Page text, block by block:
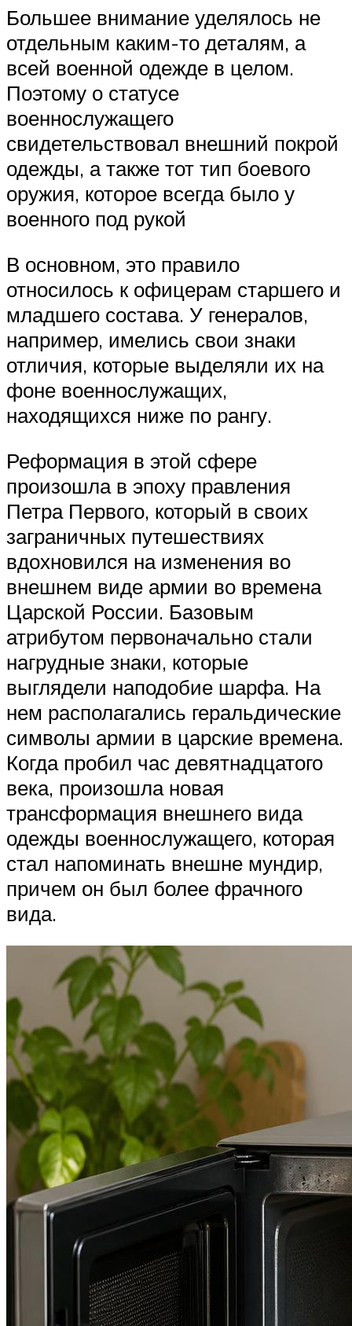
Большее внимание уделялось не
отдельным каким-то деталям, а
всей военной одежде в целом.
Поэтому о статусе
военнослужащего
свидетельствовал внешний покрой
одежды, а также тот тип боевого
оружия, которое всегда было у
военного под рукой
В основном, это правило
относилось к офицерам старшего и
младшего состава. У генералов,
например, имелись свои знаки
отличия, которые выделяли их на
фоне военнослужащих,
находящихся ниже по рангу.
Реформация в этой сфере
произошла в эпоху правления
Петра Первого, который в своих
заграничных путешествиях
вдохновился на изменения во
внешнем виде армии во времена
Царской России. Базовым
атрибутом первоначально стали
нагрудные знаки, которые
выглядели наподобие шарфа. На
нем располагались геральдические
символы армии в царские времена.
Когда пробил час девятнадцатого
века, произошла новая
трансформация внешнего вида
одежды военнослужащего, которая
стал напоминать внешне мундир,
причем он был более фрачного
вида.